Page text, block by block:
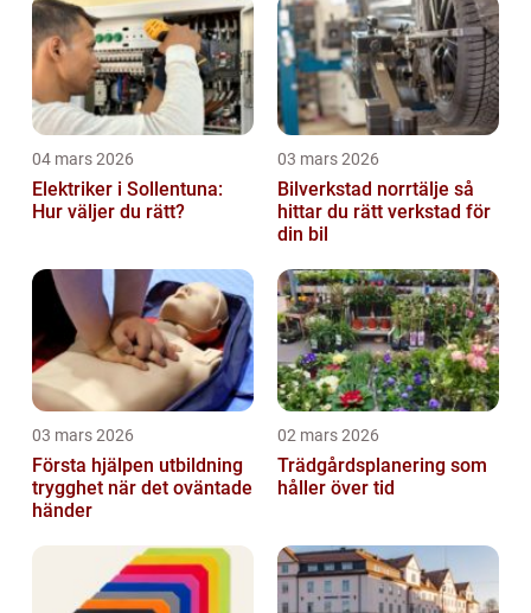
04 mars 2026
Elektriker i Sollentuna:
Hur väljer du rätt?
03 mars 2026
Bilverkstad norrtälje så
hittar du rätt verkstad för
din bil
03 mars 2026
Första hjälpen utbildning
trygghet när det oväntade
händer
02 mars 2026
Trädgårdsplanering som
håller över tid